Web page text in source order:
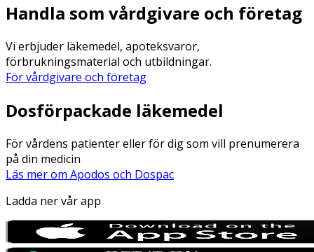
Handla som vårdgivare och företag
Vi erbjuder läkemedel, apoteksvaror,
förbrukningsmaterial och utbildningar.
För vårdgivare och företag
Dosförpackade läkemedel
För vårdens patienter eller för dig som vill prenumerera
på din medicin
Läs mer om Apodos och Dospac
Ladda ner vår app